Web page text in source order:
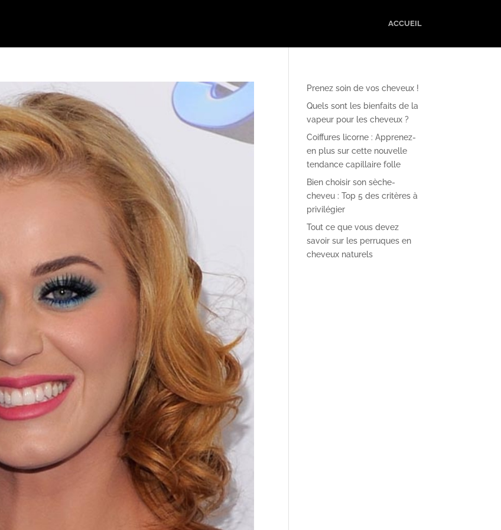
ACCUEIL
Prenez soin de vos cheveux !
Quels sont les bienfaits de la
vapeur pour les cheveux ?
Coiffures licorne : Apprenez-
en plus sur cette nouvelle
tendance capillaire folle
Bien choisir son sèche-
cheveu : Top 5 des critères à
privilégier
Tout ce que vous devez
savoir sur les perruques en
cheveux naturels